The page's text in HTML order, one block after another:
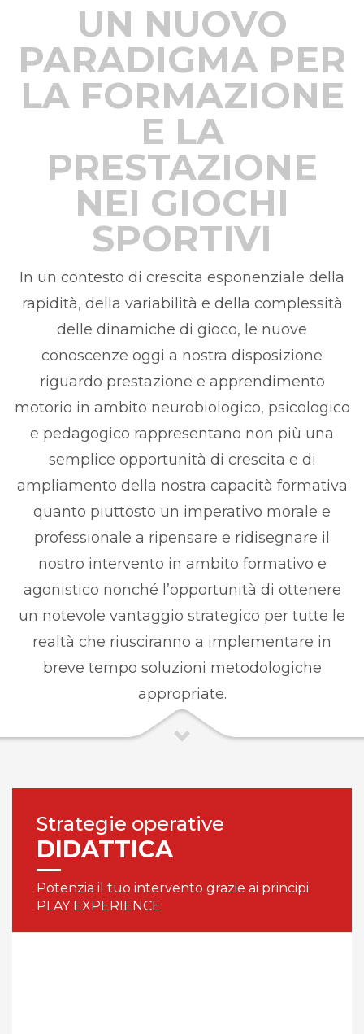
UN NUOVO
PARADIGMA PER
LA FORMAZIONE
E LA
PRESTAZIONE
NEI GIOCHI
SPORTIVI
In un contesto di crescita esponenziale della
rapidità, della variabilità e della complessità
delle dinamiche di gioco, le nuove
conoscenze oggi a nostra disposizione
riguardo prestazione e apprendimento
motorio in ambito neurobiologico, psicologico
e pedagogico rappresentano non più una
semplice opportunità di crescita e di
ampliamento della nostra capacità formativa
quanto piuttosto un imperativo morale e
professionale a ripensare e ridisegnare il
nostro intervento in ambito formativo e
agonistico nonché l’opportunità di ottenere
un notevole vantaggio strategico per tutte le
realtà che riusciranno a implementare in
breve tempo soluzioni metodologiche
appropriate.
Strategie operative
DIDATTICA
Potenzia il tuo intervento grazie ai principi
PLAY EXPERIENCE